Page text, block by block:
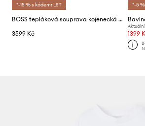
*-15 % s kódem: LST
BOSS tepláková souprava kojenecká s bavlnou
3599 Kč
*-5
1399